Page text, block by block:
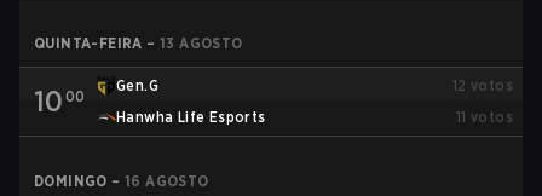
QUINTA-FEIRA – 13 AGOSTO
10 00
Gen.G 12 votos
Hanwha Life Esports
11 votos
DOMINGO – 16 AGOSTO